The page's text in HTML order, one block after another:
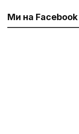
Ми на Facebook